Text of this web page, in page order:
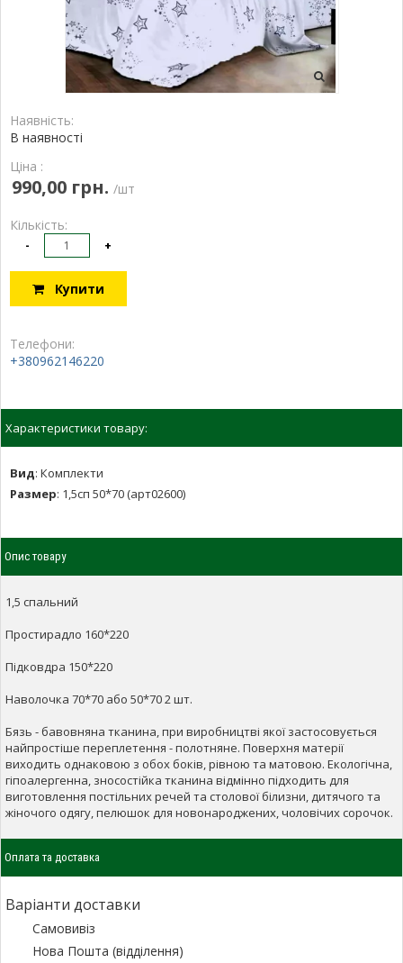
Наявність:
В наявності
Ціна :
990,00 грн. /шт
Кількість:
- +
Купити
Телефони:
+380962146220
Характеристики товару:
Вид: Комплекти
Размер: 1,5сп 50*70 (арт02600)
Опис товару
1,5 спальний
Простирадло 160*220
Підковдра 150*220
Наволочка 70*70 або 50*70 2 шт.
Бязь - бавовняна тканина, при виробництві якої застосовується
найпростіше переплетення - полотняне. Поверхня матерії
виходить однаковою з обох боків, рівною та матовою. Екологічна,
гіпоалергенна, зносостійка тканина відмінно підходить для
виготовлення постільних речей та столової білизни, дитячого та
жіночого одягу, пелюшок для новонароджених, чоловічих сорочок.
Оплата та доставка
Варіанти доставки
Самовивіз
Нова Пошта (відділення)